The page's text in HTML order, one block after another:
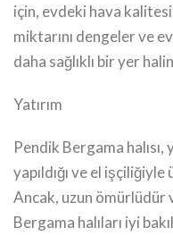
için, evdeki hava
miktarını dengeler ve
daha sağlıklı bir yer
Yatırım
Pendik Bergama
yapıldığı ve el
Ancak, uzun ömürlüdür
Bergama halıları iyi